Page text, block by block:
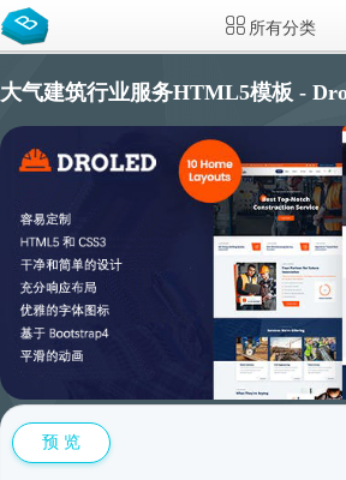
所有分类
大气建筑行业服务HTML5模板 -
预 览